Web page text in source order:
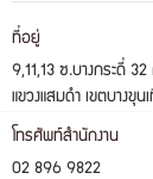
ที่อยู่
9,11,13 ซ.บางกระดี่ 32
แขวงแสมดำ เขตบางขุ
โทรศัพท์สำนักงาน
02 896 9822